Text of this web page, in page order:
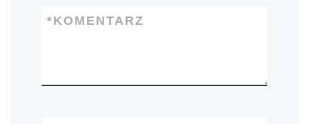
KOMENTARZ
*